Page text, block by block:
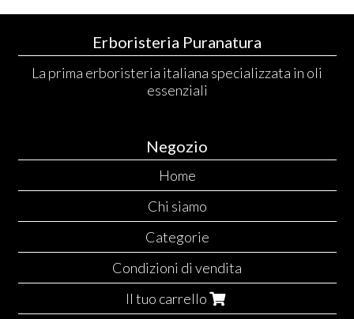
Erboristeria Puranatura
La prima erboristeria italiana specializzata in oli
essenziali
Negozio
Home
Chi siamo
Categorie
Condizioni di vendita
Il tuo carrello